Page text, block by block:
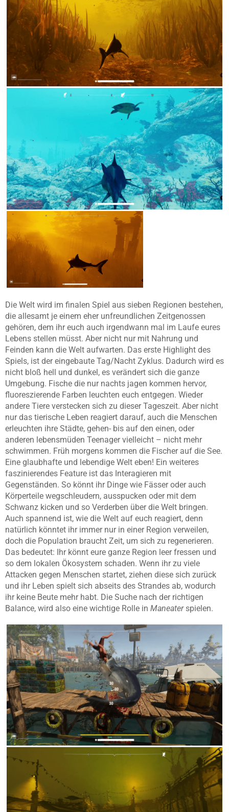
Die Welt wird im finalen Spiel aus sieben Regionen bestehen,
die allesamt je einem eher unfreundlichen Zeitgenossen
gehören, dem ihr euch auch irgendwann mal im Laufe eures
Lebens stellen müsst. Aber nicht nur mit Nahrung und
Feinden kann die Welt aufwarten. Das erste Highlight des
Spiels, ist der eingebaute Tag/Nacht Zyklus. Dadurch wird es
nicht bloß hell und dunkel, es verändert sich die ganze
Umgebung. Fische die nur nachts jagen kommen hervor,
fluoreszierende Farben leuchten euch entgegen. Wieder
andere Tiere verstecken sich zu dieser Tageszeit. Aber nicht
nur das tierische Leben reagiert darauf, auch die Menschen
erleuchten ihre Städte, gehen- bis auf den einen, oder
anderen lebensmüden Teenager vielleicht – nicht mehr
schwimmen. Früh morgens kommen die Fischer auf die See.
Eine glaubhafte und lebendige Welt eben! Ein weiteres
faszinierendes Feature ist das Interagieren mit
Gegenständen. So könnt ihr Dinge wie Fässer oder auch
Körperteile wegschleudern, ausspucken oder mit dem
Schwanz kicken und so Verderben über die Welt bringen.
Auch spannend ist, wie die Welt auf euch reagiert, denn
natürlich könntet ihr immer nur in einer Region verweilen,
doch die Population braucht Zeit, um sich zu regenerieren.
Das bedeutet: Ihr könnt eure ganze Region leer fressen und
so dem lokalen Ökosystem schaden. Wenn ihr zu viele
Attacken gegen Menschen startet, ziehen diese sich zurück
und ihr Leben spielt sich abseits des Strandes ab, wodurch
ihr keine Beute mehr habt. Die Suche nach der richtigen
Balance, wird also eine wichtige Rolle in Maneaterspielen.